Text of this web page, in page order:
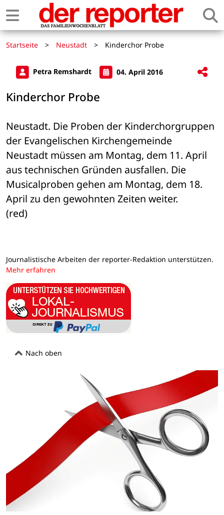
Startseite > Neustadt > Kinderchor Probe
Petra Remshardt 04. April 2016
Kinderchor Probe
Neustadt. Die Proben der Kinderchorgruppen
der Evangelischen Kirchengemeinde
Neustadt müssen am Montag, dem 11. April
aus technischen Gründen ausfallen. Die
Musicalproben gehen am Montag, dem 18.
April zu den gewohnten Zeiten weiter.
(red)
Journalistische Arbeiten der reporter-Redaktion unterstützen.
Mehr erfahren
Nach oben